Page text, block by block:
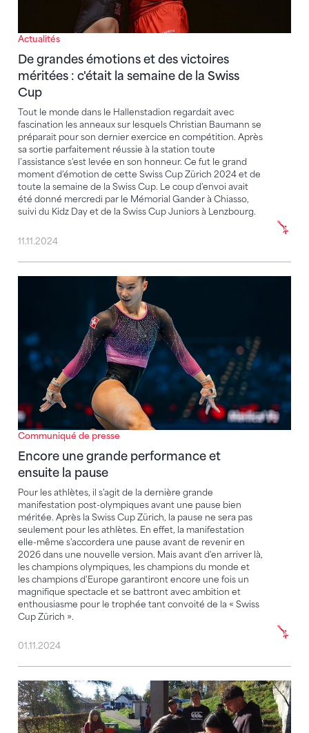
Actualités
De grandes émotions et des victoires
méritées : c'était la semaine de la Swiss
Cup
Tout le monde dans le Hallenstadion regardait avec
fascination les anneaux sur lesquels Christian Baumann se
préparait pour son dernier exercice en compétition. Après
sa sortie parfaitement réussie à la station toute
l’assistance s'est levée en son honneur. Ce fut le grand
moment d'émotion de cette Swiss Cup Zürich 2024 et de
toute la semaine de la Swiss Cup. Le coup d'envoi avait
été donné mercredi par le Mémorial Gander à Chiasso,
suivi du Kidz Day et de la Swiss Cup Juniors à Lenzbourg.
11.11.2024
Communiqué de presse
Encore une grande performance et
ensuite la pause
Pour les athlètes, il s'agit de la dernière grande
manifestation post-olympiques avant une pause bien
méritée. Après la Swiss Cup Zürich, la pause ne sera pas
seulement pour les athlètes. En effet, la manifestation
elle-même s'accordera une pause avant de revenir en
2026 dans une nouvelle version. Mais avant d'en arriver là,
les champions olympiques, les champions du monde et
les champions d'Europe garantiront encore une fois un
magnifique spectacle et se battront avec ambition et
enthousiasme pour le trophée tant convoité de la « Swiss
Cup Zürich ».
Encore une grande performance et ensuite la pause
01.11.2024
Les gymnastes : Garde-à-vous!